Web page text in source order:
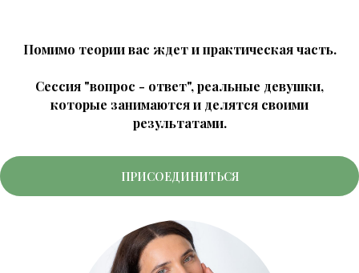
Помимо теории вас ждет и практическая часть.
Сессия "вопрос - ответ", реальные девушки,
которые занимаются и делятся своими
результатами.
ПРИСОЕДИНИТЬСЯ